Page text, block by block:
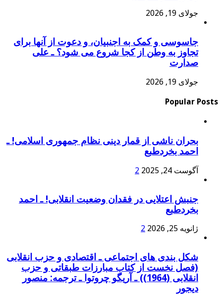
جولای 19, 2026
جاسوسی و کمک به اجنبیان، و دعوت از آنها برای
تجاوز به وطن از کجا شروع می شود؟ ـ علی
صدارت
جولای 19, 2026
Popular Posts
بحران ناشی از قمار دینی نظام جمهوری اسلامی! ـ
احمد بخردطبع
آگوست 24, 2025 2
جنبش اعتلایی در فقدان وضعیت انقلابی! ـ احمد
بخردطبع
ژانویه 25, 2026 2
شکل بندی های اجتماعی ـ اقتصادی و حزب انقلابی
(فصل نخست از کتاب مبارزات طبقاتی و حزب
انقلابی (1964)) ـ آریگو چروتوا ـ ترجمه: منصور
دیجور